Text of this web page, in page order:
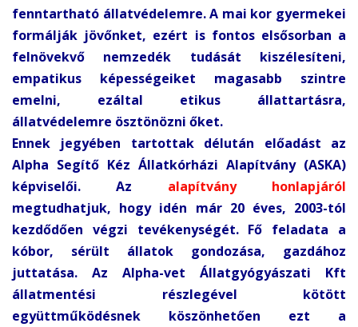
fenntartható állatvédelemre. A mai kor gyermekei
formálják jövőnket, ezért is fontos elsősorban a
felnövekvő nemzedék tudását kiszélesíteni,
empatikus képességeiket magasabb szintre
emelni, ezáltal etikus állattartásra,
állatvédelemre ösztönözni őket.
Ennek jegyében tartottak délután előadást az
Alpha Segítő Kéz Állatkórházi Alapítvány (ASKA)
képviselői. Az alapítvány honlapjáról
megtudhatjuk, hogy idén már 20 éves, 2003-tól
kezdődően végzi tevékenységét. Fő feladata a
kóbor, sérült állatok gondozása, gazdához
juttatása. Az Alpha-vet Állatgyógyászati Kft
állatmentési részlegével kötött
együttműködésnek köszönhetően ezt a